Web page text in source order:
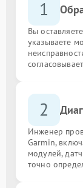
1
Вы
указываете
2
Инженер
Garmin,
модулей,
точно